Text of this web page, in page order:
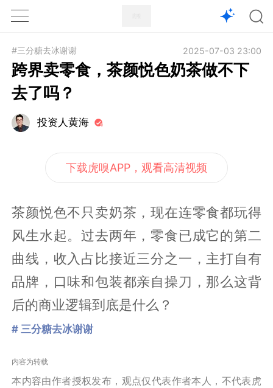
1X
#三分糖去冰谢谢 2025-07-03 23:00
跨界卖零食，茶颜悦色奶茶做不下
去了吗？
投资人黄海
下载虎嗅APP，观看高清视频
茶颜悦色不只卖奶茶，现在连零食都玩得
风生水起。过去两年，零食已成它的第二
曲线，收入占比接近三分之一，主打自有
品牌，口味和包装都亲自操刀，那么这背
后的商业逻辑到底是什么？
# 三分糖去冰谢谢
内容为转载
本内容由作者授权发布，观点仅代表作者本人，不代表虎